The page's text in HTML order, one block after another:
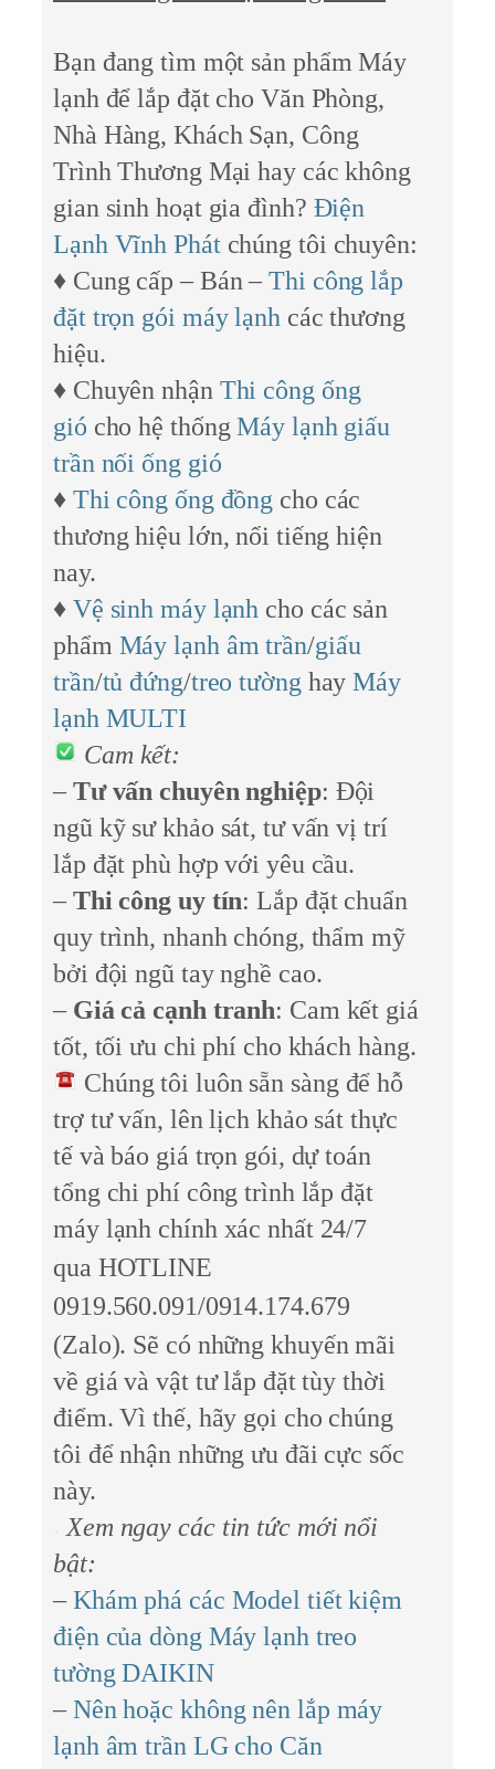
Bạn đang tìm một sản phẩm Máy
lạnh để lắp đặt cho Văn Phòng,
Nhà Hàng, Khách Sạn, Công
Trình Thương Mại hay các không
gian sinh hoạt gia đình? Điện
Lạnh Vĩnh Phát chúng tôi chuyên:
♦ Cung cấp – Bán – Thi công lắp
đặt trọn gói máy lạnh các thương
hiệu.
♦ Chuyên nhận Thi công ống
gió cho hệ thống Máy lạnh giấu
trần nối ống gió
♦ Thi công ống đồng cho các
thương hiệu lớn, nổi tiếng hiện
nay.
♦ Vệ sinh máy lạnh cho các sản
phẩm Máy lạnh âm trần/giấu
trần/tủ đứng/treo tường hay Máy
lạnh MULTI
Cam kết:
– Tư vấn chuyên nghiệp: Đội
ngũ kỹ sư khảo sát, tư vấn vị trí
lắp đặt phù hợp với yêu cầu.
– Thi công uy tín: Lắp đặt chuẩn
quy trình, nhanh chóng, thẩm mỹ
bởi đội ngũ tay nghề cao.
– Giá cả cạnh tranh: Cam kết giá
tốt, tối ưu chi phí cho khách hàng.
Chúng tôi luôn sẵn sàng để hỗ
trợ tư vấn, lên lịch khảo sát thực
tế và báo giá trọn gói, dự toán
tổng chi phí công trình lắp đặt
máy lạnh chính xác nhất 24/7
qua HOTLINE
0919.560.091/0914.174.679
(Zalo). Sẽ có những khuyến mãi
về giá và vật tư lắp đặt tùy thời
điểm. Vì thế, hãy gọi cho chúng
tôi để nhận những ưu đãi cực sốc
này.
Xem ngay các tin tức mới nổi
bật:
– Khám phá các Model tiết kiệm
điện của dòng Máy lạnh treo
tường DAIKIN
– Nên hoặc không nên lắp máy
lạnh âm trần LG cho Căn